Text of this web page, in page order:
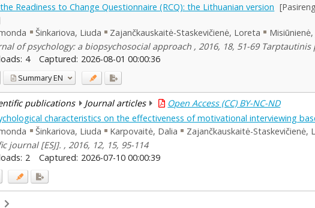
Readiness to Change Questionnaire (RCQ): the Lithuanian version
Šinkariova, Liuda Zajančkauskaitė-Staskevičienė, Loreta Misiūnienė,
of psychology: a biopsychosocial approach , 2016, 18, 51-69
4 Captured: 2026-08-01 00:00:36
SummaryEN
publications Journal articles Open Access (CC) BY-NC-ND
characteristics on the effectiveness of motivational interviewing
Šinkariova, Liuda Karpovaitė, Dalia Zajančkauskaitė-Staskevičienė,
journal [ESJ]. , 2016, 12, 15, 95-114
2 Captured: 2026-07-10 00:00:39